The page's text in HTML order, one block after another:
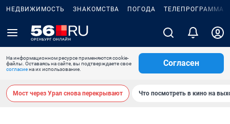
НЕДВИЖИМОСТЬ ЗНАКОМСТВА ПОГОДА ТЕЛЕПРОГРАММА
На информационном ресурсе применяются cookie-
файлы. Оставаясь на сайте, вы подтверждаете свое
согласиена их использование.
Согласен
Мост через Урал снова перекрывают Что посмотреть в кино на